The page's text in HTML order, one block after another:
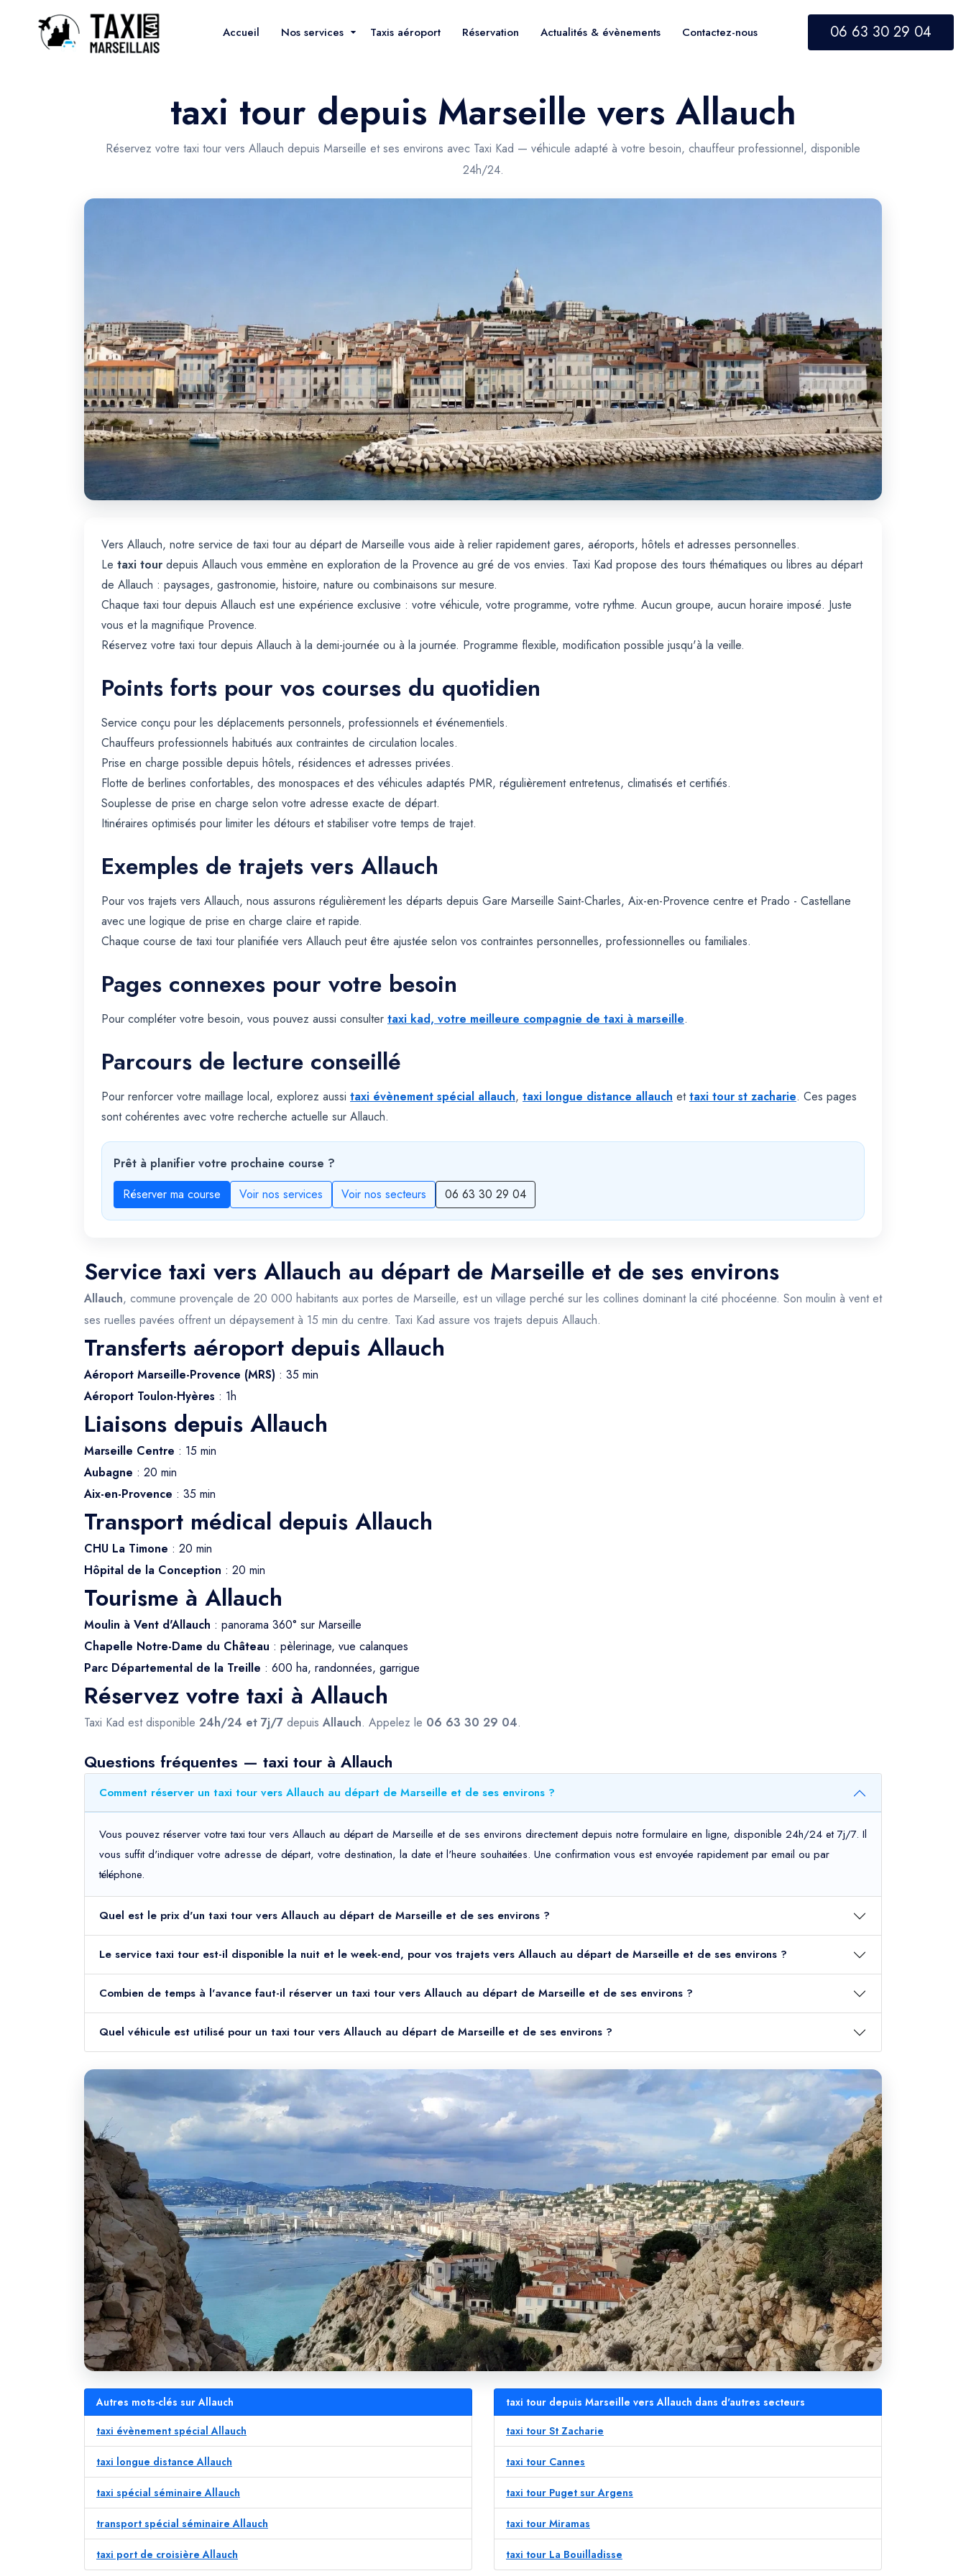
Accueil Nos services Taxis aéroport Réservation Actualités & évènements Contactez-nous 06 63 30 29 04
taxi tour depuis Marseille vers Allauch
Réservez votre taxi tour vers Allauch depuis Marseille et ses environs avec Taxi Kad — véhicule adapté à votre besoin, chauffeur professionnel, disponible
24h/24.
Vers Allauch, notre service de taxi tour au départ de Marseille vous aide à relier rapidement gares, aéroports, hôtels et adresses personnelles.
Le taxi tour depuis Allauch vous emmène en exploration de la Provence au gré de vos envies. Taxi Kad propose des tours thématiques ou libres au départ
de Allauch : paysages, gastronomie, histoire, nature ou combinaisons sur mesure.
Chaque taxi tour depuis Allauch est une expérience exclusive : votre véhicule, votre programme, votre rythme. Aucun groupe, aucun horaire imposé. Juste
vous et la magnifique Provence.
Réservez votre taxi tour depuis Allauch à la demi-journée ou à la journée. Programme flexible, modification possible jusqu'à la veille.
Points forts pour vos courses du quotidien
Service conçu pour les déplacements personnels, professionnels et événementiels.
Chauffeurs professionnels habitués aux contraintes de circulation locales.
Prise en charge possible depuis hôtels, résidences et adresses privées.
Flotte de berlines confortables, des monospaces et des véhicules adaptés PMR, régulièrement entretenus, climatisés et certifiés.
Souplesse de prise en charge selon votre adresse exacte de départ.
Itinéraires optimisés pour limiter les détours et stabiliser votre temps de trajet.
Exemples de trajets vers Allauch
Pour vos trajets vers Allauch, nous assurons régulièrement les départs depuis Gare Marseille Saint-Charles, Aix-en-Provence centre et Prado - Castellane
avec une logique de prise en charge claire et rapide.
Chaque course de taxi tour planifiée vers Allauch peut être ajustée selon vos contraintes personnelles, professionnelles ou familiales.
Pages connexes pour votre besoin
Pour compléter votre besoin, vous pouvez aussi consulter taxi kad, votre meilleure compagnie de taxi à marseille.
Parcours de lecture conseillé
Pour renforcer votre maillage local, explorez aussi taxi évènement spécial allauch, taxi longue distance allauch ettaxi tour st zacharie. Ces pages
sont cohérentes avec votre recherche actuelle sur Allauch.
Prêt à planifier votre prochaine course ?
Réserver ma course
Voir nos services Voir nos secteurs 06 63 30 29 04
Service taxi vers Allauch au départ de Marseille et de ses environs
Allauch, commune provençale de 20 000 habitants aux portes de Marseille, est un village perché sur les collines dominant la cité phocéenne. Son moulin à vent et
ses ruelles pavées offrent un dépaysement à 15 min du centre. Taxi Kad assure vos trajets depuis Allauch.
Transferts aéroport depuis Allauch
Aéroport Marseille-Provence (MRS) : 35 min
Aéroport Toulon-Hyères : 1h
Liaisons depuis Allauch
Marseille Centre : 15 min
Aubagne : 20 min
Aix-en-Provence : 35 min
Transport médical depuis Allauch
CHU La Timone : 20 min
Hôpital de la Conception : 20 min
Tourisme à Allauch
Moulin à Vent d'Allauch : panorama 360° sur Marseille
Chapelle Notre-Dame du Château : pèlerinage, vue calanques
Parc Départemental de la Treille : 600 ha, randonnées, garrigue
Réservez votre taxi à Allauch
Taxi Kad est disponible 24h/24 et 7j/7 depuis Allauch. Appelez le 06 63 30 29 04.
Questions fréquentes — taxi tour à Allauch
Comment réserver un taxi tour vers Allauch au départ de Marseille et de ses environs ?
Vous pouvez réserver votre taxi tour vers Allauch au départ de Marseille et de ses environs directement depuis notre formulaire en ligne, disponible 24h/24 et 7j/7. Il
vous suffit d'indiquer votre adresse de départ, votre destination, la date et l'heure souhaitées. Une confirmation vous est envoyée rapidement par email ou par
téléphone.
Quel est le prix d'un taxi tour vers Allauch au départ de Marseille et de ses environs ?
Le service taxi tour est-il disponible la nuit et le week-end, pour vos trajets vers Allauch au départ de Marseille et de ses environs ?
Combien de temps à l'avance faut-il réserver un taxi tour vers Allauch au départ de Marseille et de ses environs ?
Quel véhicule est utilisé pour un taxi tour vers Allauch au départ de Marseille et de ses environs ?
Autres mots-clés sur Allauch
taxi évènement spécial Allauch
taxi longue distance Allauch
taxi spécial séminaire Allauch
transport spécial séminaire Allauch
taxi port de croisière Allauch
taxi tour depuis Marseille vers Allauch dans d'autres secteurs
taxi tour St Zacharie
taxi tour Cannes
taxi tour Puget sur Argens
taxi tour Miramas
taxi tour La Bouilladisse